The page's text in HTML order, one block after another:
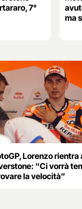
7°
ma
Lorenzo rientra
“Ci vorrà
la velocità”